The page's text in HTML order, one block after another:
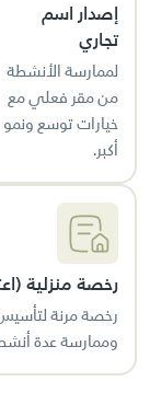
إصدار اسم
تجاري
لممارسة الأنشطة
من مقر فعلي مع
خيارات توسع ونمو
أكبر.
رخصة منزلية
رخصة مرنة
وممارسة عدة